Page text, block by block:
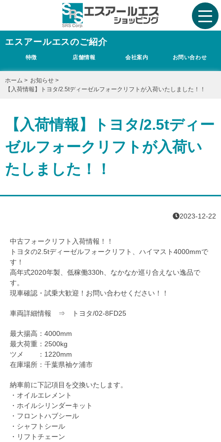
エスアールエスのご紹介
特徴 店舗情報 会社案内 お問い合わせ
ホーム > お知らせ >
【入荷情報】トヨタ/2.5tディーゼルフォークリフトが入荷いたしました！！
【入荷情報】トヨタ/2.5tディー
ゼルフォークリフトが入荷い
たしました！！
2023-12-22
中古フォークリフト入荷情報！！
トヨタの2.5tディーゼルフォークリフト、ハイマスト4000mmで
す！
高年式2020年製、低稼働330h、なかなか巡り合えない逸品で
す。
現車確認・試乗大歓迎！お問い合わせください！！
車両詳細情報 ⇒ トヨタ/02-8FD25
最大揚高：4000mm
最大荷重：2500kg
ツメ ：1220mm
在庫場所：千葉県袖ケ浦市
納車前に下記項目を交換いたします。
・オイルエレメント
・ホイルシリンダーキット
・フロントハブシール
・シャフトシール
・リフトチェーン